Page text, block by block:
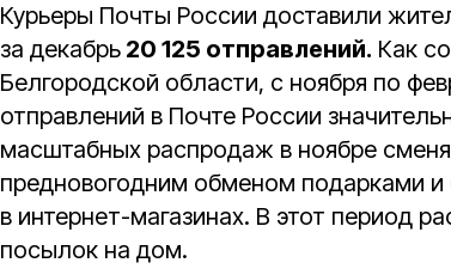
Курьеры Почты России доставили
за декабрь 20 125 отправлений. Как
Белгородской области, с ноября по
отправлений в Почте России
масштабных распродаж в ноябре
предновогодним обменом подарками
в интернет-магазинах. В этот период
посылок на дом.